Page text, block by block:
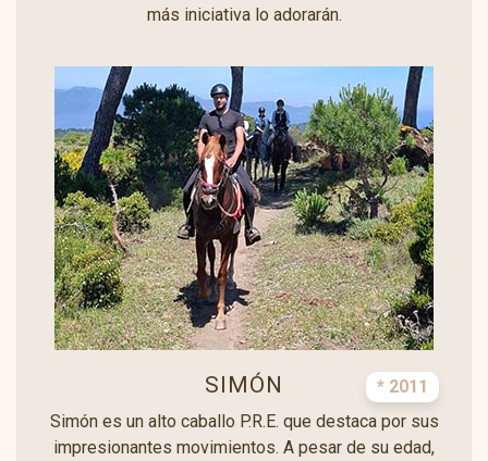
más iniciativa lo adorarán.
SIMÓN
* 2011
Simón es un alto caballo P.R.E. que destaca por sus
impresionantes movimientos. A pesar de su edad,